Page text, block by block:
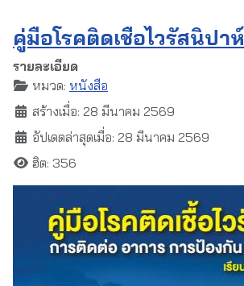
คู่มือโรคติดเชื้อไวรัสนิปาห์
รายละเอียด
หมวด: หนังสือ
สร้างเมื่อ: 28 มีนาคม 2569
อัปเดตล่าสุดเมื่อ: 28 มีนาคม 2569
ฮิต: 356